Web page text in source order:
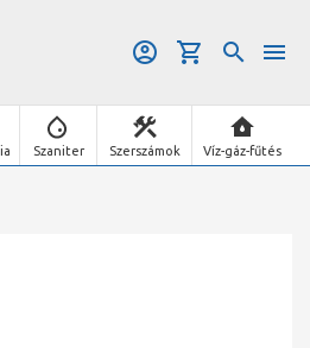
Szaniter Szerszámok Víz-gáz-fűtés